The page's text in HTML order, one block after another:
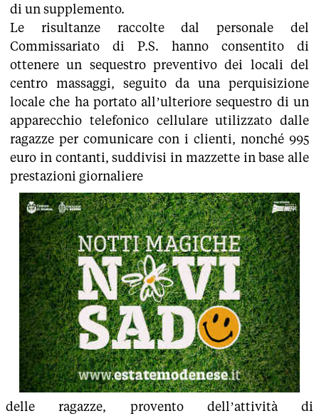
di un supplemento.
Le risultanze raccolte dal personale del
Commissariato di P.S. hanno consentito di
ottenere un sequestro preventivo dei locali del
centro massaggi, seguito da una perquisizione
locale che ha portato all’ulteriore sequestro di un
apparecchio telefonico cellulare utilizzato dalle
ragazze per comunicare con i clienti, nonché 995
euro in contanti, suddivisi in mazzette in base alle
prestazioni giornaliere
delle ragazze, provento dell’attività di